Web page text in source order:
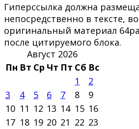
Гиперссылка должна
непосредственно в тексте,
оригинальный материал
после цитируемого блока.
Август 2026
Пн Вт Ср Чт Пт Сб Вс
1
2
3
4 5 6 7 8
9
10 11 12 13 14 15 16
17 18 19 20 21 22 23